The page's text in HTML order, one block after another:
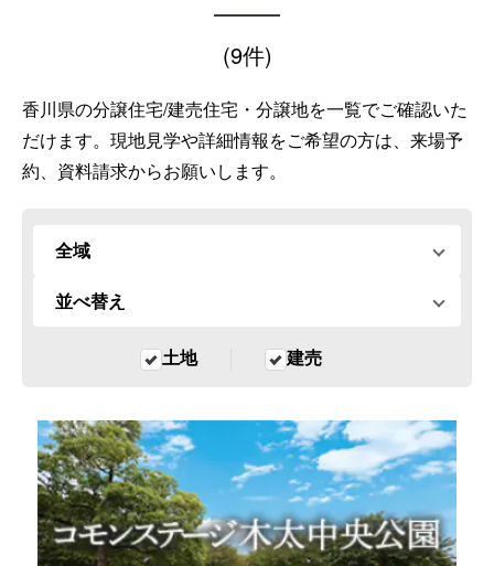
(9件)
香川県の分譲住宅/建売住宅・分譲地を一覧でご確認いた
だけます。 現地見学や詳細情報をご希望の方は、来場予
約、資料請求からお願いします。
土地 建売